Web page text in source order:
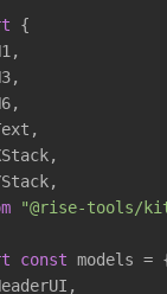
{
"@rise-tools/
const models =